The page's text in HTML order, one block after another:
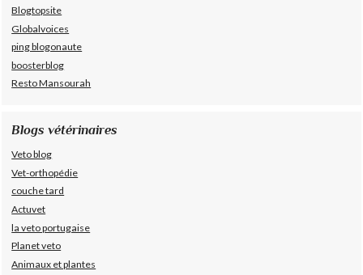
Blogtopsite
Globalvoices
ping blogonaute
boosterblog
Resto Mansourah
Blogs vétérinaires
Veto blog
Vet-orthopédie
couche tard
Actuvet
la veto portugaise
Planet veto
Animaux et plantes